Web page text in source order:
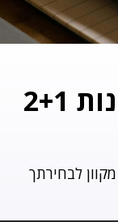
קורס הנהלת חשבונות 2+1
לבחירתך